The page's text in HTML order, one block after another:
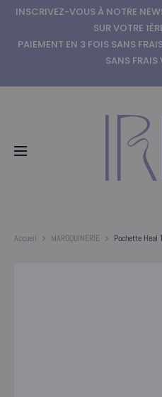
INSCRIVEZ-VOUS À NOTRE
SUR VOTRE
PAIEMENT EN 3 FOIS SANS
SANS FRAIS
Accueil MAROQUINERIE Pochette Heal